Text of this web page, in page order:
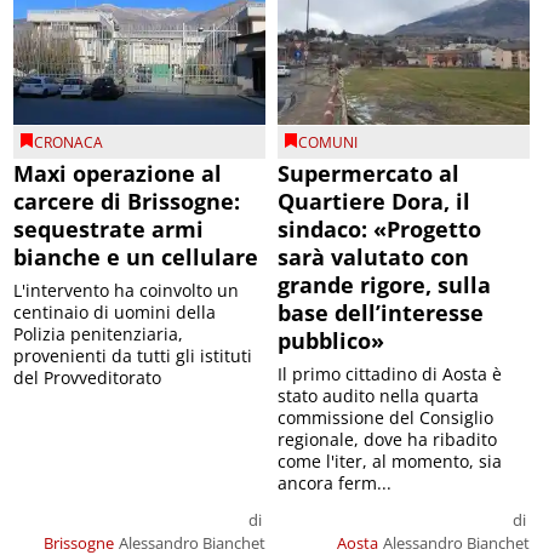
CRONACA
Maxi operazione al
carcere di Brissogne:
sequestrate armi
bianche e un cellulare
Brissogne
di
Alessandro Bianchet
L'intervento ha coinvolto un
centinaio di uomini della
Polizia penitenziaria,
provenienti da tutti gli istituti
del Provveditorato
COMUNI
Supermercato al
Quartiere Dora, il
sindaco: «Progetto
sarà valutato con
grande rigore, sulla
base dell’interesse
pubblico»
Aosta
di
Alessandro Bianchet
Il primo cittadino di Aosta è
stato audito nella quarta
commissione del Consiglio
regionale, dove ha ribadito
come l'iter, al momento, sia
ancora ferm...